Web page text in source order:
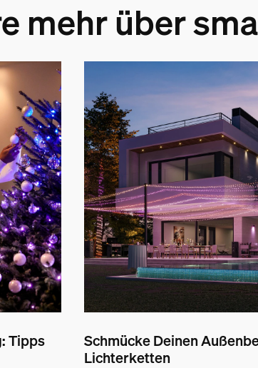
mehr über
Tipps
Schmücke Deinen
Lichterketten